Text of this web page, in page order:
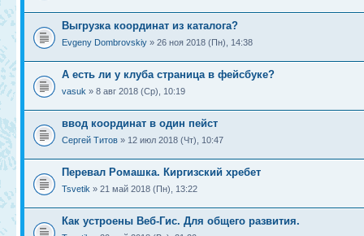
Выгрузка координат из каталога?
Evgeny Dombrovskiy » 26 ноя 2018 (Пн), 14:38
А есть ли у клуба страница в фейсбуке?
vasuk » 8 авг 2018 (Ср), 10:19
ввод координат в один пейст
Сергей Титов » 12 июл 2018 (Чт), 10:47
Перевал Ромашка. Киргизский хребет
Tsvetik » 21 май 2018 (Пн), 13:22
Как устроены Веб-Гис. Для общего развития.